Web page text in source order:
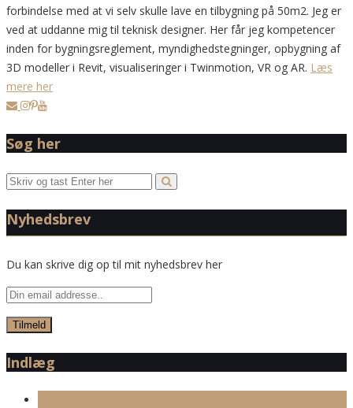
forbindelse med at vi selv skulle lave en tilbygning på 50m2. Jeg er
ved at uddanne mig til teknisk designer. Her får jeg kompetencer
inden for bygningsreglement, myndighedstegninger, opbygning af
3D modeller i Revit, visualiseringer i Twinmotion, VR og AR. Læs
mere her
Søg her
Nyhedsbrev
Du kan skrive dig op til mit nyhedsbrev her
Indlæg